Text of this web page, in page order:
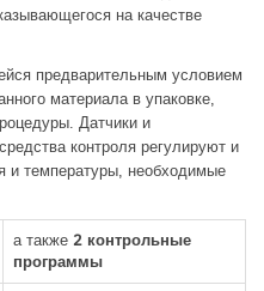
на качестве
предварительным условием
материала в упаковке,
Датчики и
контроля регулируют и
и температуры, необходимые
а также 2 контрольные
программы